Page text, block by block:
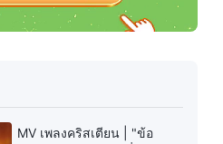
MV เพลงคริสเตียน | "ข้อ